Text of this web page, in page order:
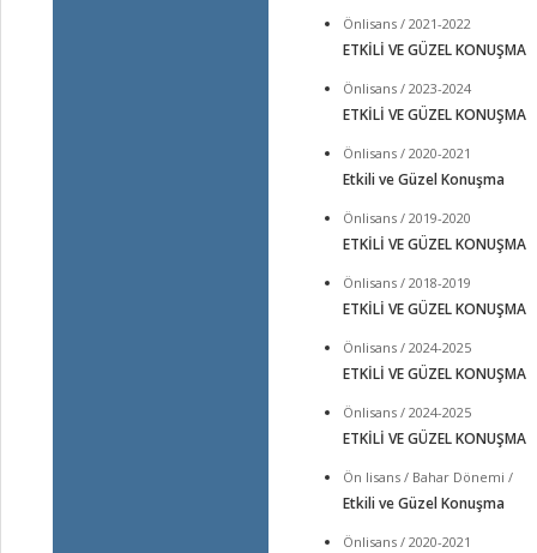
Önlisans / 2021-2022
ETKİLİ VE GÜZEL KONUŞMA
Önlisans / 2023-2024
ETKİLİ VE GÜZEL KONUŞMA
Önlisans / 2020-2021
Etkili ve Güzel Konuşma
Önlisans / 2019-2020
ETKİLİ VE GÜZEL KONUŞMA
Önlisans / 2018-2019
ETKİLİ VE GÜZEL KONUŞMA
Önlisans / 2024-2025
ETKİLİ VE GÜZEL KONUŞMA
Önlisans / 2024-2025
ETKİLİ VE GÜZEL KONUŞMA
Ön lisans / Bahar Dönemi /
Etkili ve Güzel Konuşma
Önlisans / 2020-2021